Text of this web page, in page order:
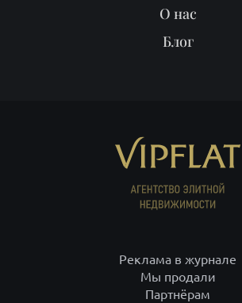
О нас
Блог
Реклама в журнале
Мы продали
Партнёрам